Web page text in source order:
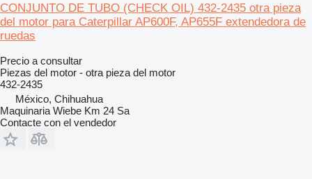
CONJUNTO DE TUBO (CHECK OIL) 432-2435 otra pieza
del motor para Caterpillar AP600F, AP655F extendedora de
ruedas
Precio a consultar
Piezas del motor - otra pieza del motor
432-2435
México, Chihuahua
Maquinaria Wiebe Km 24 Sa
Contacte con el vendedor